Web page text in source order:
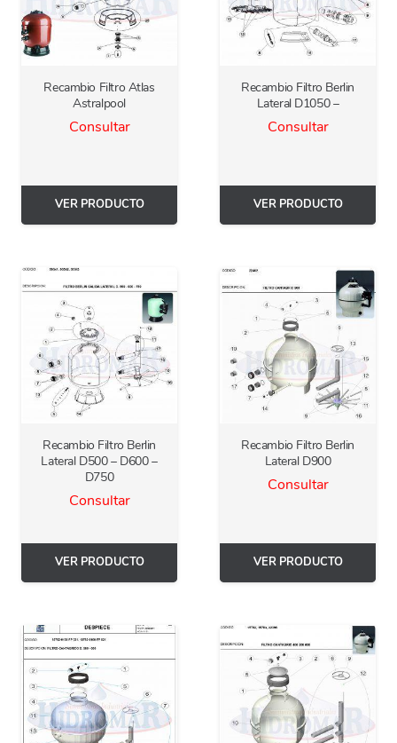
Recambio Filtro Atlas
Astralpool
Consultar
VER PRODUCTO
Recambio Filtro Berlin
Lateral D1050 –
Consultar
VER PRODUCTO
Recambio Filtro Berlin
Lateral D500 – D600 –
D750
Consultar
VER PRODUCTO
Recambio Filtro Berlin
Lateral D900
Consultar
VER PRODUCTO